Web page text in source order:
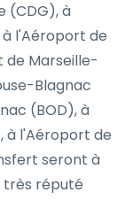
(CDG), à
l'Aéroport de
de Marseille-
Blagnac
(BOD), à
à l'Aéroport de
seront à
très réputé